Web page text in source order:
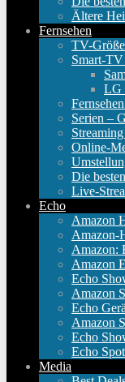
Ältere
Fernsehen
TV-
Smart-
LG
Serien –
Online-
Die
Live-
Echo
Amazon
Amazon-
Amazon:
Amazon
Echo
Amazon
Echo
Amazon
Echo
Echo
Media